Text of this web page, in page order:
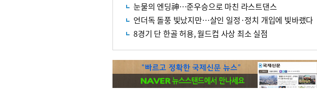
눈물의 엔딩神…준우승으로 마친 라스트댄스
언더독 돌풍 빛났지만…살인 일정·정치 개입에 빛바랬다
8경기 단 한골 허용, 월드컵 사상 최소 실점